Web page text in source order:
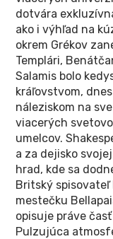
dotvára
ako i výhľad na
okrem Grékov
Templári,
Salamis bolo
kráľovstvom,
náleziskom na
viacerých
umelcov.
a za dejisko
hrad, kde sa
Britský spisovateľ
mestečku
opisuje práve
Pulzujúca